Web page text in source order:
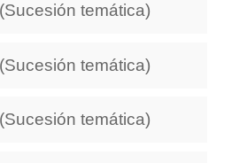
temática)
temática)
temática)